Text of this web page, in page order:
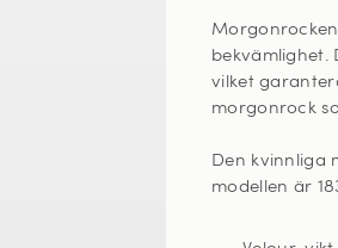
bekvämlighet.
vilket
morgonrock
Den kvinnliga
modellen är